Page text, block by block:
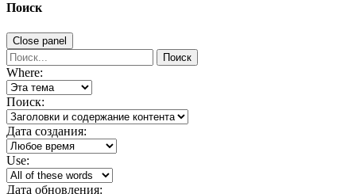
Поиск
Close panel
Поиск
Where:
Поиск:
Дата создания:
Use:
Дата обновления: